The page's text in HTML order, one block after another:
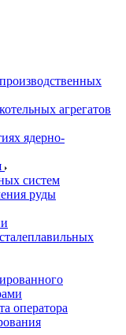
агрегатов
ядерно-
систем
руды
оператора